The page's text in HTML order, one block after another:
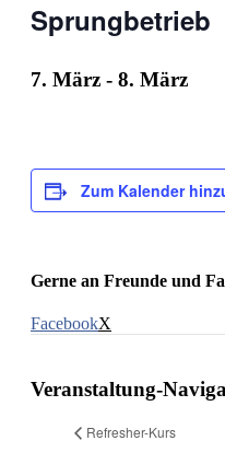
Sprungbetrieb
7. März - 8. März
Zum Kalender
Gerne an Freunde und
FacebookX
Veranstaltung-
Refresher-Kurs